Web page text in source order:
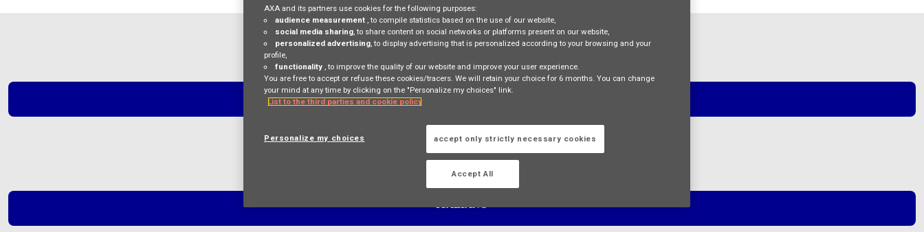
Consultar nuestras paginas
ESPAÑOL
Consulta le nostre pagine
in
AXA and its partners use cookies for the following purposes:
audience measurement , to compile statistics based on the use of our website,
social media sharing, to share content on social networks or platforms present on our website,
personalized advertising, to display advertising that is personalized according to your browsing and your
profile,
functionality , to improve the quality of our website and improve your user experience.
You are free to accept or refuse these cookies/tracers. We will retain your choice for 6 months. You can change
your mind at any time by clicking on the "Personalize my choices" link.
List to the third parties and cookie policy
Personalize my choices accept only strictly necessary cookies
Accept All